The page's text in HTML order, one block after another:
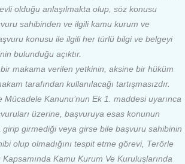
olduğu anlaşılmakta olup, söz konusu
sahibinden ve ilgili kamu kurum ve
konusu ile ilgili her türlü bilgi ve belgeyi
bulunduğu açıktır.
makama verilen yetkinin, aksine bir hüküm
tarafından kullanılacağı tartışmasızdır.
Mücadele Kanunu’nun Ek 1. maddesi uyarınca
üzerine, başvuruya esas konunun
girip girmediği veya girse bile başvuru sahibinin
olup olmadığını tespit etme görevi, Terörle
Kamu Kurum Ve Kuruluşlarında